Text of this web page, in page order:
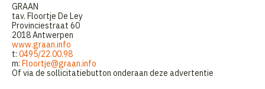
GRAAN
tav. Floortje De Ley
Provinciestraat 60
2018 Antwerpen
www.graan.info
t: 0495/22.00.98
m: Floortje@graan.info
Of via de sollicitatiebutton onderaan deze advertentie